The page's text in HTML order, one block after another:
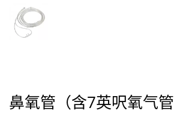
鼻氧管（含7英呎氧气管